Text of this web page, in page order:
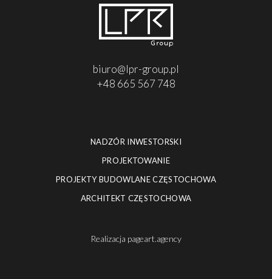
biuro@lpr-group.pl
+48 665 567 748
NADZÓR INWESTORSKI
PROJEKTOWANIE
PROJEKTY BUDOWLANE CZĘSTOCHOWA
ARCHITEKT CZĘSTOCHOWA
Realizacja pageart.agency